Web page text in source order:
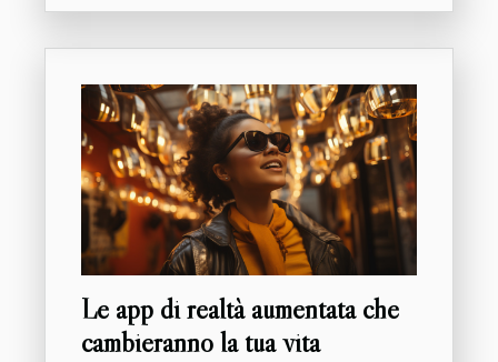
Le app di realtà aumentata che
cambieranno la tua vita